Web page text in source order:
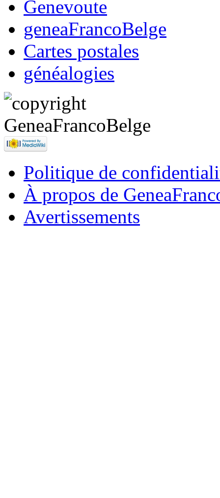
Genevoute
geneaFrancoBelge
Cartes postales
généalogies
Politique de
À propos de
Avertissements